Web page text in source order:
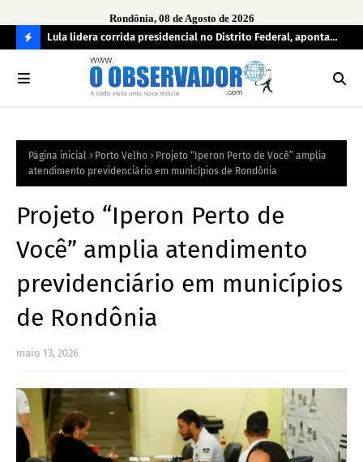
Rondônia, 08 de Agosto de 2026
O
R
Lula lidera corrida presidencial no Distrito Federal, aponta
pesquisa; Flávio Bolsonaro aparece em segundo
Página inicial Porto Velho
Projeto “Iperon Perto de Você” amplia
atendimento previdenciário em municípios de Rondônia
Projeto “Iperon Perto de
Você” amplia atendimento
previdenciário em municípios
de Rondônia
maio 13, 2026